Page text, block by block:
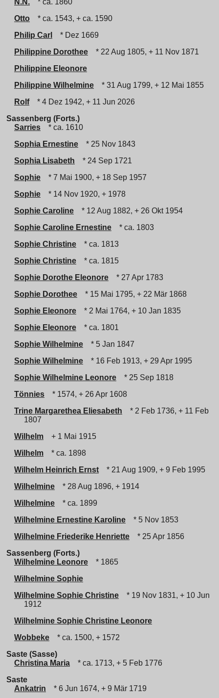
N.N.
* ca. 1860
Otto
* ca. 1543, + ca. 1590
Philip Carl
* Dez 1669
Philippine Dorothee
* 22 Aug 1805, + 11 Nov 1871
Philippine Eleonore
Philippine Wilhelmine
* 31 Aug 1799, + 12 Mai 1855
Rolf
* 4 Dez 1942, + 11 Jun 2026
Sassenberg (Forts.)
Sarries
* ca. 1610
Sophia Ernestine
* 25 Nov 1843
Sophia Lisabeth
* 24 Sep 1721
Sophie
* 7 Mai 1900, + 18 Sep 1957
Sophie
* 14 Nov 1920, + 1978
Sophie Caroline
* 12 Aug 1882, + 26 Okt 1954
Sophie Caroline Ernestine
* ca. 1803
Sophie Christine
* ca. 1813
Sophie Christine
* ca. 1815
Sophie Dorothe Eleonore
* 27 Apr 1783
Sophie Dorothee
* 15 Mai 1795, + 22 Mär 1868
Sophie Eleonore
* 2 Mai 1764, + 10 Jan 1835
Sophie Eleonore
* ca. 1801
Sophie Wilhelmine
* 5 Jan 1847
Sophie Wilhelmine
* 16 Feb 1913, + 29 Apr 1995
Sophie Wilhelmine Leonore
* 25 Sep 1818
Tönnies
* 1574, + 26 Apr 1608
Trine Margarethea Eliesabeth
* 2 Feb 1736, + 11 Feb
1807
Wilhelm
+ 1 Mai 1915
Wilhelm
* ca. 1898
Wilhelm Heinrich Ernst
* 21 Aug 1909, + 9 Feb 1995
Wilhelmine
* 28 Aug 1896, + 1914
Wilhelmine
* ca. 1899
Wilhelmine Ernestine Karoline
* 5 Nov 1853
Wilhelmine Friederike Henriette
* 25 Apr 1856
Sassenberg (Forts.)
Wilhelmine Leonore
* 1865
Wilhelmine Sophie
Wilhelmine Sophie Christine
* 19 Nov 1831, + 10 Jun
1912
Wilhelmine Sophie Christine Leonore
Wobbeke
* ca. 1500, + 1572
Saste (Sasse)
Christina Maria
* ca. 1713, + 5 Feb 1776
Saste
Ankatrin
* 6 Jun 1674, + 9 Mär 1719